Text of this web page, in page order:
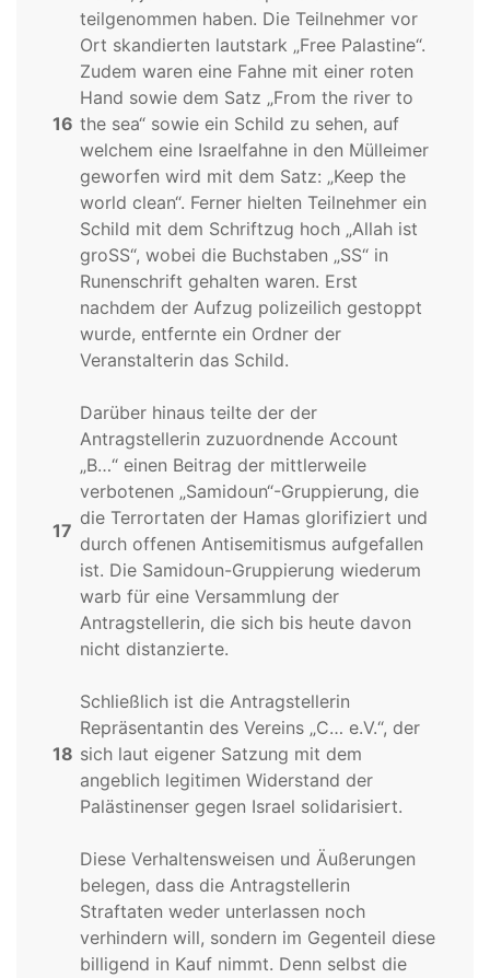
16
teilgenommen haben. Die Teilnehmer vor
Ort skandierten lautstark „Free Palastine“.
Zudem waren eine Fahne mit einer roten
Hand sowie dem Satz „From the river to
the sea“ sowie ein Schild zu sehen, auf
welchem eine Israelfahne in den Mülleimer
geworfen wird mit dem Satz: „Keep the
world clean“. Ferner hielten Teilnehmer ein
Schild mit dem Schriftzug hoch „Allah ist
groSS“, wobei die Buchstaben „SS“ in
Runenschrift gehalten waren. Erst
nachdem der Aufzug polizeilich gestoppt
wurde, entfernte ein Ordner der
Veranstalterin das Schild.
17
Darüber hinaus teilte der der
Antragstellerin zuzuordnende Account
„B…“ einen Beitrag der mittlerweile
verbotenen „Samidoun“-Gruppierung, die
die Terrortaten der Hamas glorifiziert und
durch offenen Antisemitismus aufgefallen
ist. Die Samidoun-Gruppierung wiederum
warb für eine Versammlung der
Antragstellerin, die sich bis heute davon
nicht distanzierte.
18
Schließlich ist die Antragstellerin
Repräsentantin des Vereins „C… e.V.“, der
sich laut eigener Satzung mit dem
angeblich legitimen Widerstand der
Palästinenser gegen Israel solidarisiert.
Diese Verhaltensweisen und Äußerungen
belegen, dass die Antragstellerin
Straftaten weder unterlassen noch
verhindern will, sondern im Gegenteil diese
billigend in Kauf nimmt. Denn selbst die